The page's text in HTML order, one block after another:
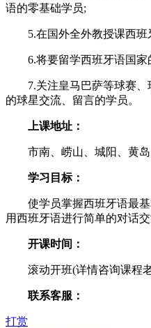
语的零基础学员;
5.在国外全外教授课西班
6.将要留学西班牙语国家
7.关注皇马巴萨等球赛、
的球星交流、留言的学员。
上课地址：
市南、崂山、城阳、黄岛
学习目标：
使学员掌握西班牙语最基
用西班牙语进行简单的对话交
开课时间：
滚动开班(详情咨询课程
联系客服：
打赏